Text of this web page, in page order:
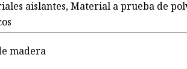
aislantes, Material a prueba de
madera